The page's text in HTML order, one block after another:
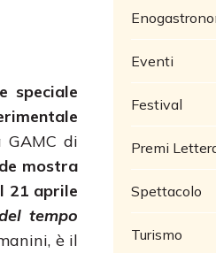
speciale
GAMC di
mostra
21 aprile
tempo
è il
Eventi
Festival
Premi
Spettacolo
Turismo